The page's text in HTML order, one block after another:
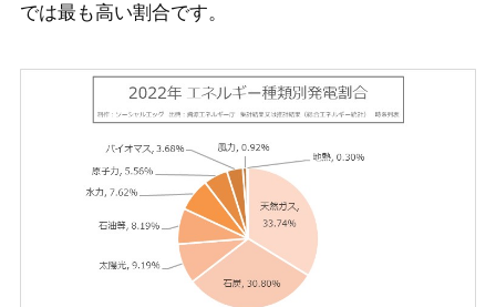
では最も高い割合です。